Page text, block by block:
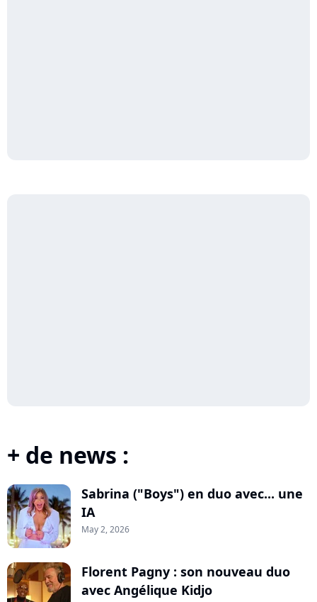
+ de news :
Sabrina ("Boys") en duo avec... une
IA
May 2, 2026
Florent Pagny : son nouveau duo
avec Angélique Kidjo